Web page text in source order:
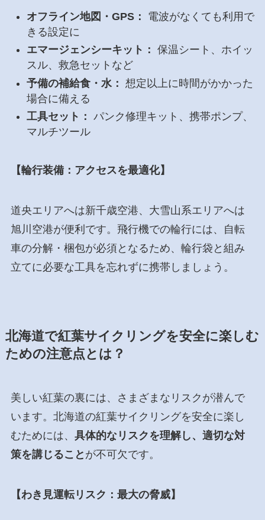
オフライン地図・GPS：
電波がなくても利用で
きる設定に
エマージェンシーキット： 保温シート、ホイッ
スル、救急セットなど
予備の補給食・水： 想定以上に時間がかかった
場合に備える
工具セット： パンク修理キット、携帯ポンプ、
マルチツール
【輪行装備：アクセスを最適化】
道央エリアへは新千歳空港、大雪山系エリアへは
旭川空港が便利です。飛行機での輪行には、自転
車の分解・梱包が必須となるため、輪行袋と組み
立てに必要な工具を忘れずに携帯しましょう。
北海道で紅葉サイクリングを安全に楽しむ
ための注意点とは？
美しい紅葉の裏には、さまざまなリスクが潜んで
います。北海道の紅葉サイクリングを安全に楽し
むためには、 具体的なリスクを理解し、適切な対
策を講じること が不可欠です。
【わき見運転リスク：最大の脅威】